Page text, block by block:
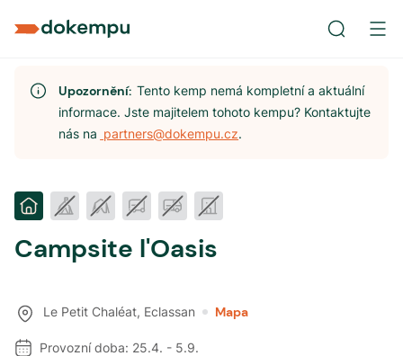
Upozornění:Tento kemp nemá kompletní a aktuální
informace. Jste majitelem tohoto kempu? Kontaktujte
nás na partners@dokempu.cz.
Campsite l'Oasis
Le Petit Chaléat, Eclassan Mapa
Provozní doba: 25.4. - 5.9.